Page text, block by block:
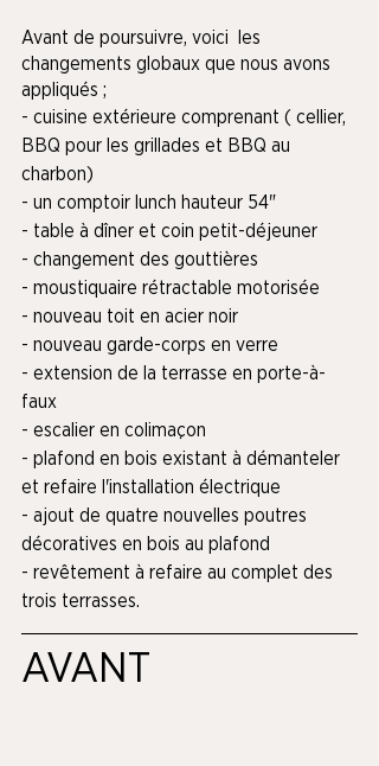
Avant de poursuivre, voici  les
changements globaux que nous avons
appliqués ;
- cuisine extérieure comprenant ( cellier,
BBQ pour les grillades et BBQ au
charbon)
- un comptoir lunch hauteur 54"
- table à dîner et coin petit-déjeuner
- changement des gouttières
- moustiquaire rétractable motorisée
- nouveau toit en acier noir
- nouveau garde-corps en verre
- extension de la terrasse en porte-à-
faux
- escalier en colimaçon
- plafond en bois existant à démanteler
et refaire l'installation électrique
- ajout de quatre nouvelles poutres
décoratives en bois au plafond
- revêtement à refaire au complet des
trois terrasses.
AVANT